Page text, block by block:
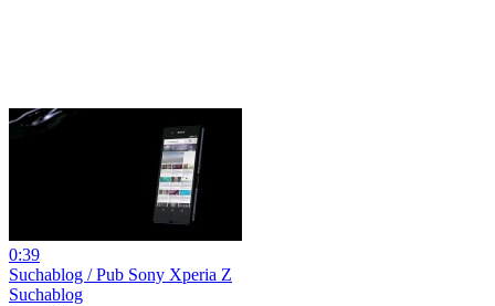
0:39
Suchablog / Pub Sony Xperia Z
Suchablog